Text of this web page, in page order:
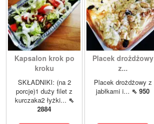
Kapsalon krok po
kroku
SKŁADNIKI: (na 2
porcje)1 duży filet z
kurczaka2 łyżki... ⇖
2884
Placek drożdżowy
z...
Placek drożdżowy z
jabłkami i... ⇖ 950